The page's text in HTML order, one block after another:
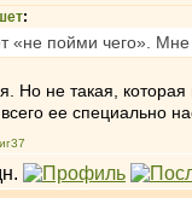
:
«не пойми чего».
Но не такая, которая
ее специально